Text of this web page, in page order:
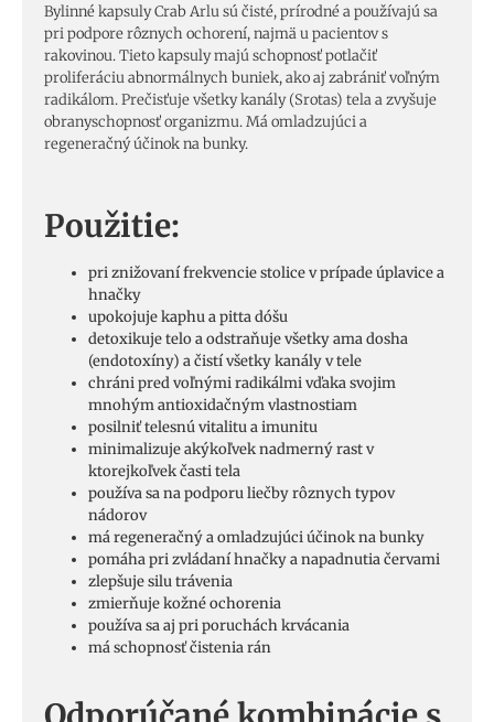
Bylinné kapsuly Crab Arlu sú čisté, prírodné a používajú sa
pri podpore rôznych ochorení, najmä u pacientov s
rakovinou. Tieto kapsuly majú schopnosť potlačiť
proliferáciu abnormálnych buniek, ako aj zabrániť voľným
radikálom. Prečisťuje všetky kanály (Srotas) tela a zvyšuje
obranyschopnosť organizmu. Má omladzujúci a
regeneračný účinok na bunky.
Použitie:
pri znižovaní frekvencie stolice v prípade úplavice a
hnačky
upokojuje kaphu a pitta dóšu
detoxikuje telo a odstraňuje všetkyamadosha
(endotoxíny) a čistí všetky kanály v tele
chráni pred voľnými radikálmi vďaka svojim
mnohým antioxidačným vlastnostiam
posilniť telesnú vitalitu a imunitu
minimalizuje akýkoľvek nadmerný rast v
ktorejkoľvek časti tela
používa sa na podporu liečby rôznych typov
nádorov
má regeneračný a omladzujúci účinok na bunky
pomáha pri zvládaní hnačky a napadnutia červami
zlepšuje silu trávenia
zmierňuje kožné ochorenia
používa sa aj pri poruchách krvácania
má schopnosť čistenia rán